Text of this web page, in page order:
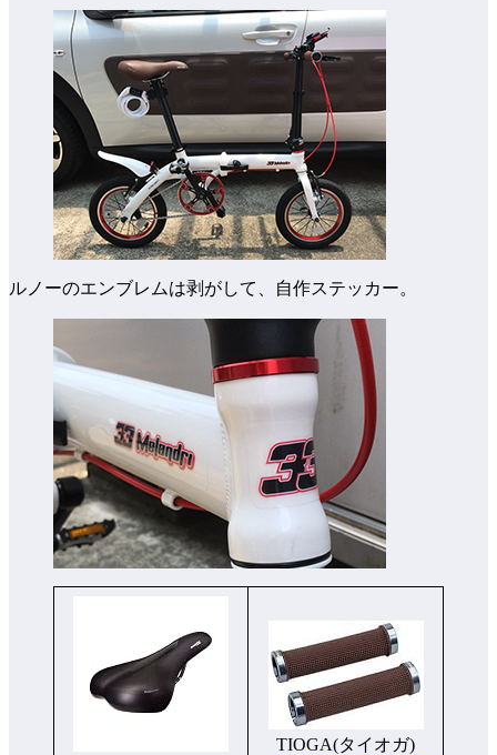
ルノーのエンブレムは剥がして、自作ステッカー。
TIOGA(タイオガ)